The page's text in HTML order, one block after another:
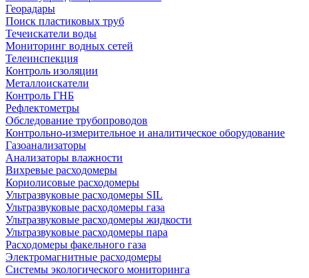
Георадары
Поиск пластиковых труб
Течеискатели воды
Мониторинг водных сетей
Телеинспекция
Контроль изоляции
Металлоискатели
Контроль ГНБ
Рефлектометры
Обследование трубопроводов
Контрольно-измерительное и аналитическое оборудование
Газоанализаторы
Анализаторы влажности
Вихревые расходомеры
Кориолисовые расходомеры
Ультразвуковые расходомеры SIL
Ультразвуковые расходомеры газа
Ультразвуковые расходомеры жидкости
Ультразвуковые расходомеры пара
Расходомеры факельного газа
Электромагнитные расходомеры
Системы экологического мониторинга